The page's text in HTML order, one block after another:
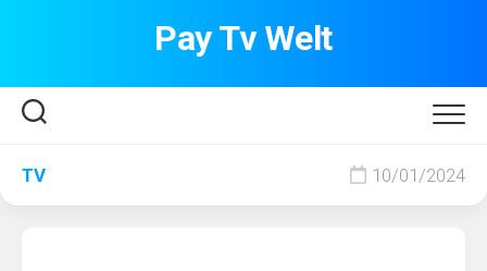
Pay Tv Welt
TV 10/01/2024